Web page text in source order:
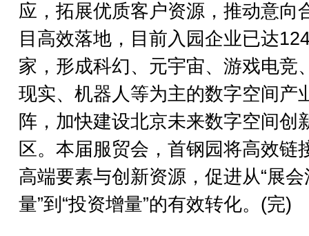
应，拓展优质客户资源，推动意向
目高效落地，目前入园企业已达
家，形成科幻、元宇宙、游戏电竞
现实、机器人等为主的数字空间产
阵，加快建设北京未来数字空间创
区。本届服贸会，首钢园将高效链
高端要素与创新资源，促进从“展会
量”到“投资增量”的有效转化。(完)